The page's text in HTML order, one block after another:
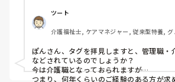
しかしUターン転職活動中にたまたま街
流れでカフェで話して、
施設見学だけでも行ってみたら、実際に
思って決めました。
ツート
介護福祉士, ケアマネジャー, 従来型特養,
ぽんさん、タグを拝見しますと、管理職・
などされているのでしょうか？
今は介護職となっておられますが…
つまり、何年くらいのご経験のある方が求